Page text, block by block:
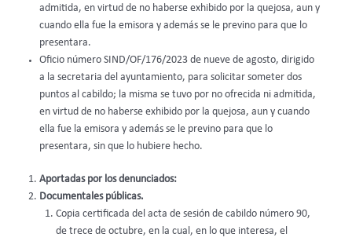
admitida, en virtud de no haberse exhibido por la quejosa, aun y
cuando ella fue la emisora y además se le previno para que lo
presentara.
Oficio número SIND/OF/176/2023 de nueve de agosto, dirigido
a la secretaria del ayuntamiento, para solicitar someter dos
puntos al cabildo; la misma se tuvo por no ofrecida ni admitida,
en virtud de no haberse exhibido por la quejosa, aun y cuando
ella fue la emisora y además se le previno para que lo
presentara, sin que lo hubiere hecho.
Aportadas por los denunciados:
Documentales públicas.
Copia certificada del acta de sesión de cabildo número 90,
de trece de octubre, en la cual, en lo que interesa, el